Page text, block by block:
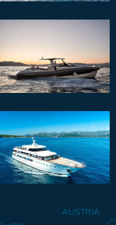
AUSTRIA